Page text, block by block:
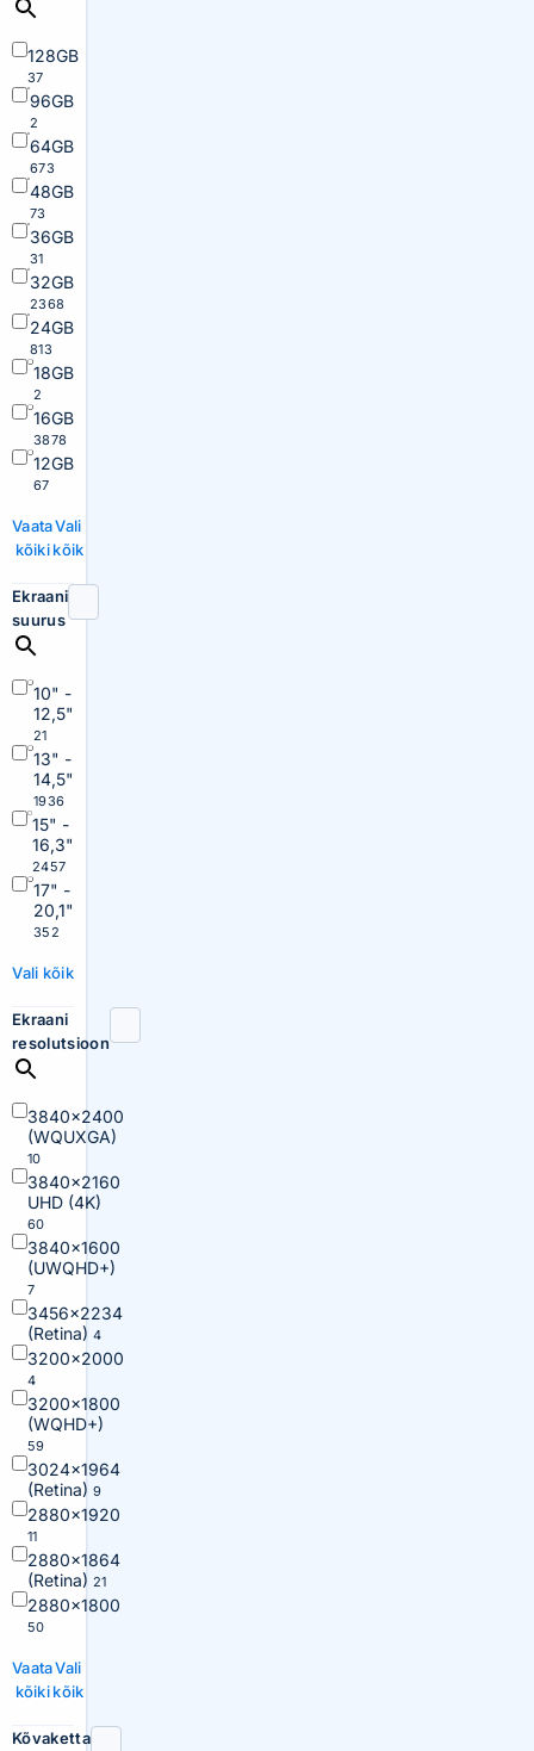
128GB
37
96GB
2
64GB
673
48GB
73
36GB
31
32GB
2368
24GB
813
18GB
2
16GB
3878
12GB
67
Vaata
kõiki
Vali
kõik
Ekraani
suurus
10" -
12,5"
21
13" -
14,5"
1936
15" -
16,3"
2457
17" -
20,1"
352
Vali kõik
Ekraani
resolutsioon
3840×2400
(WQUXGA)
10
3840×2160
UHD (4K)
60
3840×1600
(UWQHD+)
7
3456×2234
(Retina) 4
3200×2000
4
3200×1800
(WQHD+)
59
3024×1964
(Retina) 9
2880×1920
11
2880×1864
(Retina) 21
2880×1800
50
Vaata
kõiki
Vali
kõik
Kõvaketta